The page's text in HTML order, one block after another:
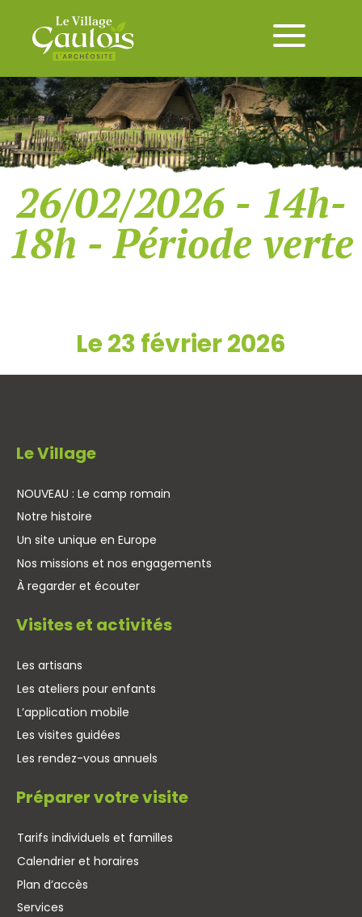
26/02/2026 - 14h-
18h - Période verte
Le 23 février 2026
Le Village
NOUVEAU : Le camp romain
Notre histoire
Un site unique en Europe
Nos missions et nos engagements
À regarder et écouter
Visites et activités
Les artisans
Les ateliers pour enfants
L’application mobile
Les visites guidées
Les rendez-vous annuels
Préparer votre visite
Tarifs individuels et familles
Calendrier et horaires
Plan d’accès
Services